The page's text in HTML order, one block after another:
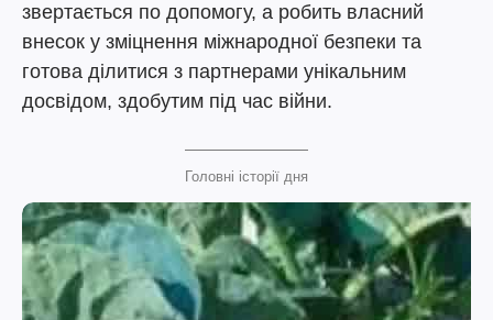
звертається по допомогу, а робить власний
внесок у зміцнення міжнародної безпеки та
готова ділитися з партнерами унікальним
досвідом, здобутим під час війни.
Головні історії дня